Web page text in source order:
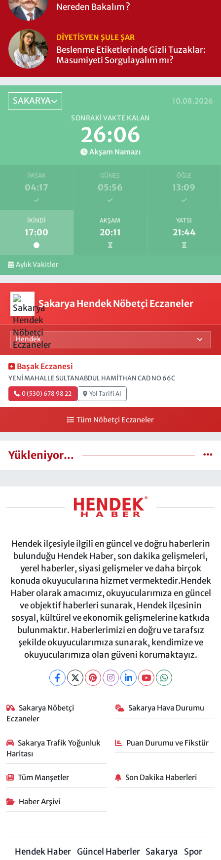
Nereden Bakalım ?
DIYETISYEN ŞULE ŞAR
Beslenme Etiketlerinde Gizli Tuzaklar:
Masumiyeti Sorgulayalım mı?
SAKARYA 10.08.2026
SONRAKI VAKTE KALAN
26:05
Akşam Namazı
İMSAK
04:17
GÜNEŞ
05:56
ÖĞLE
13:09
İKINDI
17:00
AKŞAM
20:11
YATSI
21:44
Aylık Vakitler
Sakarya Hendek Nöbetçi Eczaneler
Başak Eczanesi
YENİ MAHALLE SULTANABDUL HAMİTHAN CAD NO 66C
0 (530) 678 98 22 Yol Tarifi Al
Tüm Nöbetçi Eczaneler
Yükleniyor...
Hendek ilçesiyle ilgili en güncel ve doğru haberlerin
bulunduğu Hendek Haber, son dakika gelişmeleri,
yerel haberler, siyasi gelişmeler ve daha birçok
konuda okuyucularına hizmet vermektedir.Hendek
Haber olarak amacımız, okuyucularımıza en güncel
ve objektif haberleri sunarak, Hendek ilçesinin
sosyal, kültürel ve ekonomik gelişmelerine katkıda
bulunmaktır. Haberlerimizi en doğru ve tarafsız
şekilde okuyucularımıza sunarak, kendimize ve
okuyucularımıza olan güveni korumaktayız.
Sakarya Nöbetçi
Eczaneler
Sakarya Hava Durumu
Sakarya Trafik Yoğunluk
Haritası
Puan Durumu ve Fikstür
Tüm Manşetler Son Dakika Haberleri
Haber Arşivi
Hendek Haber Güncel Haberler Sakarya
Spor